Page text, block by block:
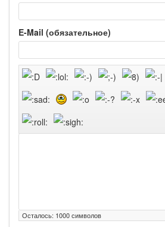
E-Mail (обязательное)
Осталось: 1000символов